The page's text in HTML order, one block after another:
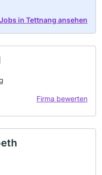
in Tettnang ansehen
Firma bewerten